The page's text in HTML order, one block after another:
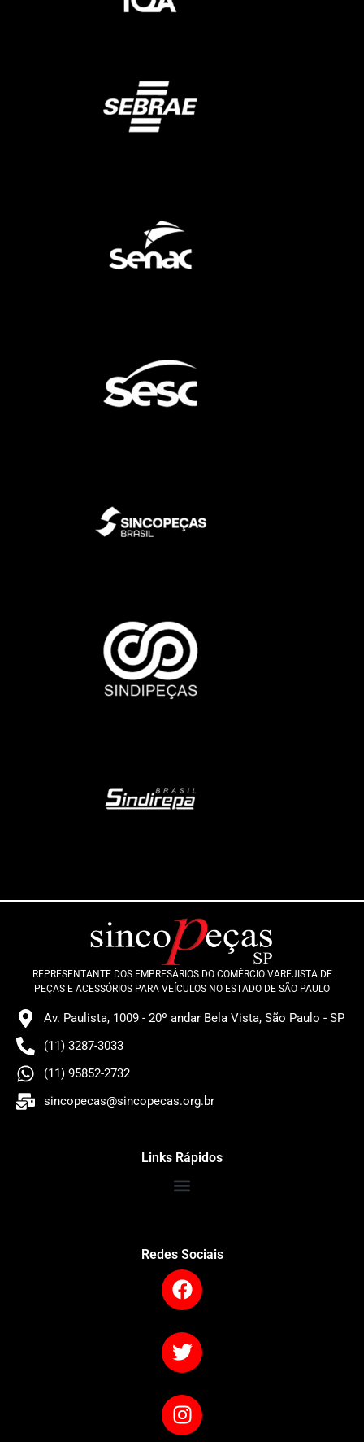
REPRESENTANTE DOS EMPRESÁRIOS DO COMÉRCIO VAREJISTA DE
PEÇAS E ACESSÓRIOS PARA VEÍCULOS NO ESTADO DE SÃO PAULO
Av. Paulista, 1009 - 20º andar Bela Vista, São Paulo - SP
(11) 3287-3033
(11) 95852-2732
sincopecas@sincopecas.org.br
Links Rápidos
Redes Sociais